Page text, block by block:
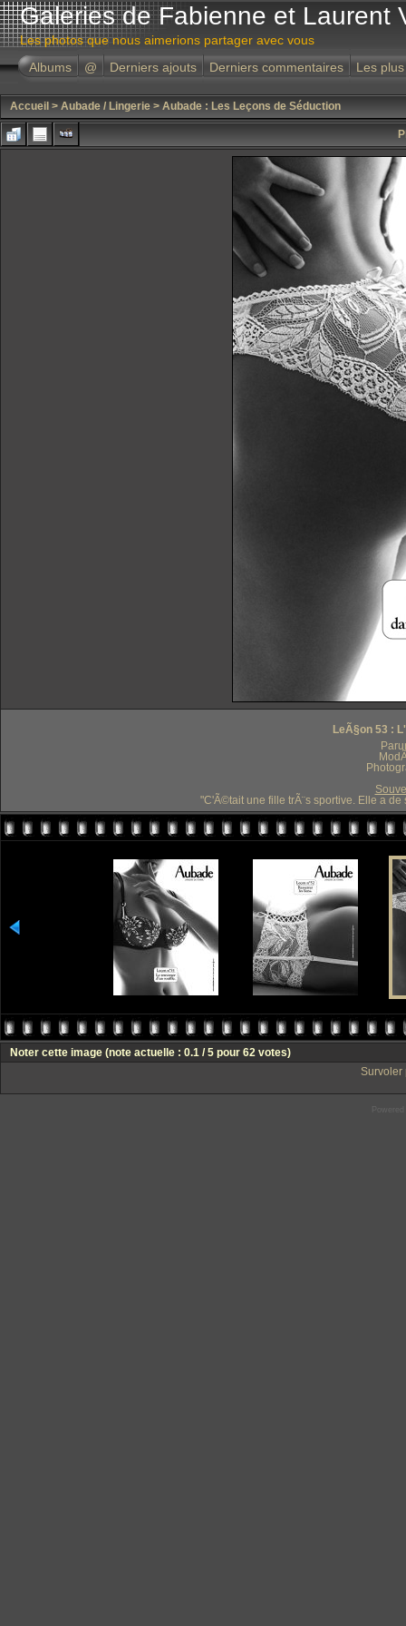
Galeries de Fabienne et Laurent
Les photos que nous aimerions partager avec vous
Albums
@ Derniers ajouts Derniers commentaires Les
Accueil > Aubade / Lingerie > Aubade : Les Leçons de Séduction
LeÃ§on 53 :
"C'Ã©tait une fille trÃ¨s sportive. Elle a
Noter cette image (note actuelle : 0.1 / 5 pour 62 votes)
Survoler